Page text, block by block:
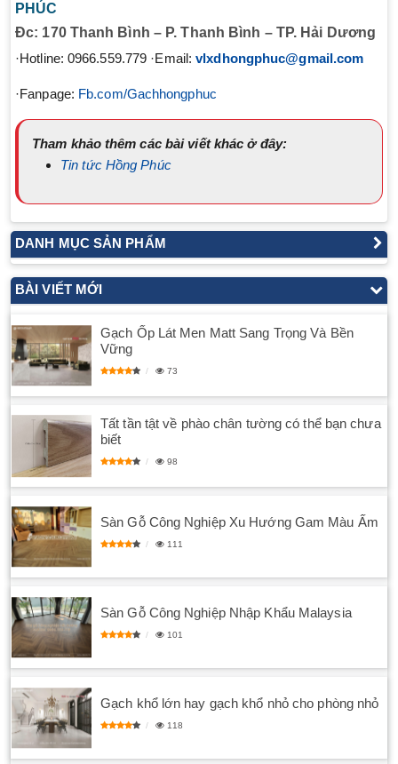
PHÚC
Đc: 170 Thanh Bình – P. Thanh Bình – TP. Hải Dương
·Hotline: 0966.559.779 ·Email:vlxdhongphuc@gmail.com
·Fanpage: Fb.com/Gachhongphuc
Tham khảo thêm các bài viết khác ở đây:
Tin tức Hồng Phúc
DANH MỤC SẢN PHẨM
BÀI VIẾT MỚI
Gạch Ốp Lát Men Matt Sang Trọng Và Bền
Vững
73
Tất tần tật về phào chân tường có thể bạn chưa
biết
98
Sàn Gỗ Công Nghiệp Xu Hướng Gam Màu Ấm
111
Sàn Gỗ Công Nghiệp Nhập Khẩu Malaysia
101
Gạch khổ lớn hay gạch khổ nhỏ cho phòng nhỏ
118